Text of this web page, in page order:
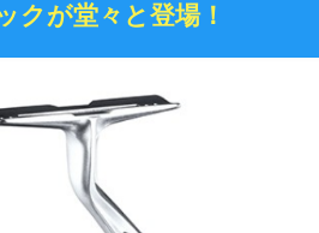
クが堂々と登場！